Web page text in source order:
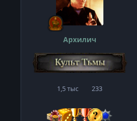
Архилич
1,5 тыссообщения
233Репутация